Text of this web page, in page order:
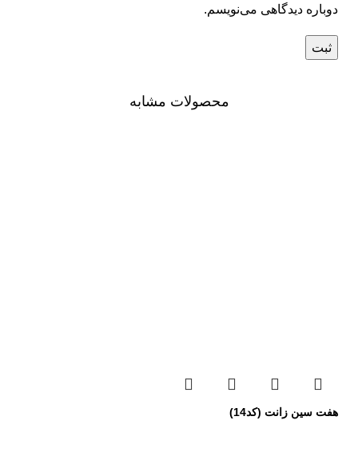
دوباره دیدگاهی می‌نویسم.
محصولات مشابه
هفت سین زانت (کد14)